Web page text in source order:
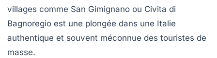
villages comme San Gimignano ou Civita di
Bagnoregio est une plongée dans une Italie
authentique et souvent méconnue des touristes de
masse.